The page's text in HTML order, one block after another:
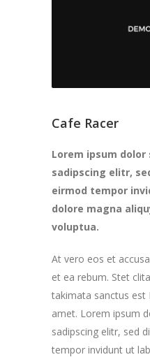
Cafe Racer
Lorem ipsum
sadipscing elitr,
eirmod tempor
dolore magna
voluptua.
At vero eos et
et ea rebum. Stet
takimata sanctus
amet. Lorem ipsum
sadipscing elitr, sed
tempor invidunt ut